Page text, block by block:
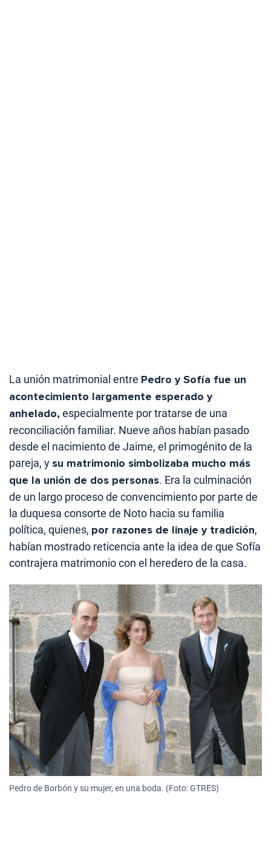
La unión matrimonial entre Pedro y Sofía fue un
acontecimiento largamente esperado y
anhelado, especialmente por tratarse de una
reconciliación familiar. Nueve años habían pasado
desde el nacimiento de Jaime, el primogénito de la
pareja, y su matrimonio simbolizaba mucho más
que la unión de dos personas. Era la culminación
de un largo proceso de convencimiento por parte de
la duquesa consorte de Noto hacia su familia
política, quienes, por razones de linaje y tradición,
habían mostrado reticencia ante la idea de que Sofía
contrajera matrimonio con el heredero de la casa.
Pedro de Borbón y su mujer, en una boda. (Foto: GTRES)